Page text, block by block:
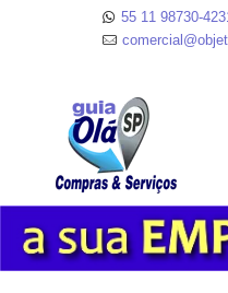
55 11 98730-